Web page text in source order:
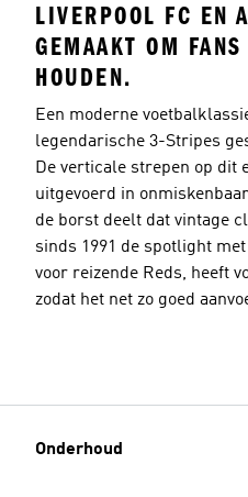
LIVERPOOL FC EN
GEMAAKT OM
HOUDEN.
Een moderne
legendarische 3-Stripes
De verticale strepen op dit
uitgevoerd in
de borst deelt dat vintage
sinds 1991 de spotlight
voor reizende Reds, heeft
zodat het net zo goed
Onderhoud